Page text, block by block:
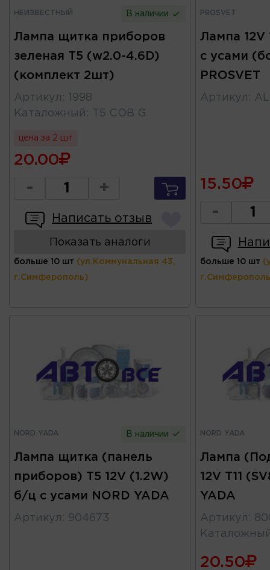
НЕИЗВЕСТНЫЙ В наличии
Лампа щитка приборов
зеленая T5 (w2.0-4.6D)
(комплект 2шт)
Артикул :
1998
Каталожный : T5 COB G
цена за 2 шт
20.00
- +
Написать отзыв
Показать аналоги
больше 10 шт (ул.Коммунальная 43,
г.Симферополь)
PROSVET
Лампа
с усами
PROSVET
Артикул :
15.50
-
больше 10 шт
NORD YADA В наличии
Лампа щитка (панель
приборов) T5 12V (1.2W)
б/ц с усами NORD YADA
Артикул : 904673
NORD YADA
Лампа
12V T11
YADA
Артикул :
20.50